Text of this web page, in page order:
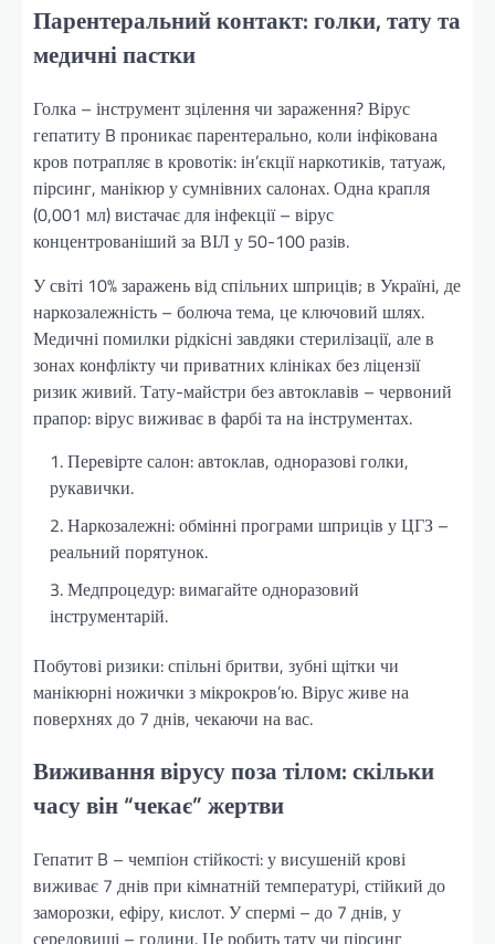
Парентеральний контакт: голки, тату та
медичні пастки
Голка – інструмент зцілення чи зараження? Вірус
гепатиту B проникає парентерально, коли інфікована
кров потрапляє в кровотік: ін’єкції наркотиків, татуаж,
пірсинг, манікюр у сумнівних салонах. Одна крапля
(0,001 мл) вистачає для інфекції – вірус
концентрованіший за ВІЛ у 50-100 разів.
У світі 10% заражень від спільних шприців; в Україні, де
наркозалежність – болюча тема, це ключовий шлях.
Медичні помилки рідкісні завдяки стерилізації, але в
зонах конфлікту чи приватних клініках без ліцензії
ризик живий. Тату-майстри без автоклавів – червоний
прапор: вірус виживає в фарбі та на інструментах.
Перевірте салон: автоклав, одноразові голки,
рукавички.
Наркозалежні: обмінні програми шприців у ЦГЗ –
реальний порятунок.
Медпроцедур: вимагайте одноразовий
інструментарій.
Побутові ризики: спільні бритви, зубні щітки чи
манікюрні ножички з мікрокров’ю. Вірус живе на
поверхнях до 7 днів, чекаючи на вас.
Виживання вірусу поза тілом: скільки
часу він “чекає” жертви
Гепатит B – чемпіон стійкості: у висушеній крові
виживає 7 днів при кімнатній температурі, стійкий до
заморозки, ефіру, кислот. У спермі – до 7 днів, у
середовищі – години. Це робить тату чи пірсинг